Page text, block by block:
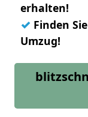
erhalten!
✓ Finden
Umzug!